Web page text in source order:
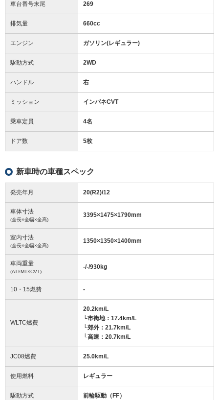
車台番号末尾 269
排気量 660cc
エンジン ガソリン(レギュラー)
駆動方式 2WD
ハンドル 右
ミッション インパネCVT
乗車定員 4名
ドア数 5枚
新車時の車種スペック
発売年月 20(R2)/12
車体寸法
(全長×全幅×全高)
3395×1475×1790mm
室内寸法
(全長×全幅×全高)
1350×1350×1400mm
車両重量
(AT×MT×CVT)
-/-/930kg
10・15燃費 -
WLTC燃費
20.2km/L
└市街地：17.4km/L
└郊外：21.7km/L
└高速：20.7km/L
JC08燃費 25.0km/L
使用燃料 レギュラー
駆動方式 前輪駆動（FF）